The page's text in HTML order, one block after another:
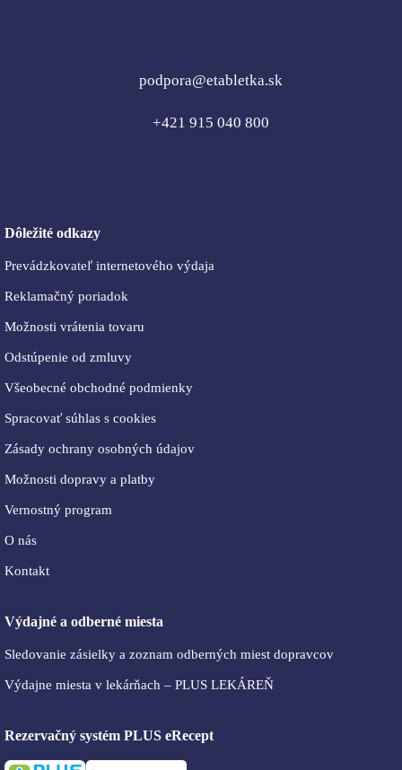
podpora@etabletka.sk
+421 915 040 800
Dôležité odkazy
Prevádzkovateľ internetového výdaja
Reklamačný poriadok
Možnosti vrátenia tovaru
Odstúpenie od zmluvy
Všeobecné obchodné podmienky
Spracovať súhlas s cookies
Zásady ochrany osobných údajov
Možnosti dopravy a platby
Vernostný program
O nás
Kontakt
Výdajné a odberné miesta
Sledovanie zásielky a zoznam odberných miest dopravcov
Výdajne miesta v lekárňach – PLUS LEKÁREŇ
Rezervačný systém PLUS eRecept